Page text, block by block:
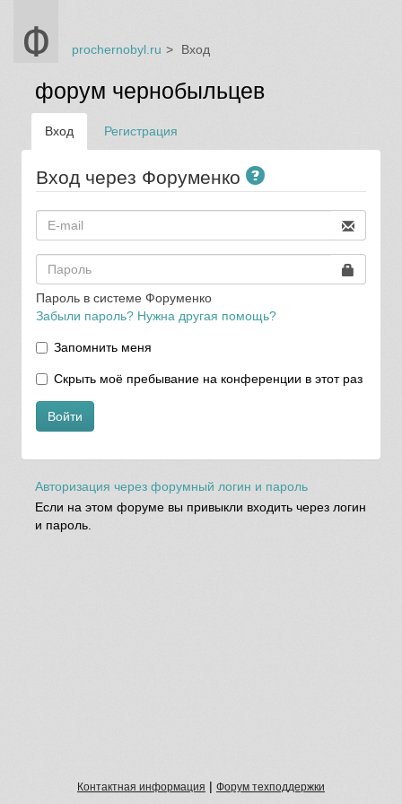
prochernobyl.ru Вход
форум чернобыльцев
Вход Регистрация
Вход через Форуменко
Пароль в системе Форуменко
Забыли пароль? Нужна другая помощь?
Запомнить меня
Скрыть моё пребывание на конференции в этот раз
Войти
Авторизация через форумный логин и пароль
Если на этом форуме вы привыкли входить через логин
и пароль.
Контактная информация | Форум техподдержки